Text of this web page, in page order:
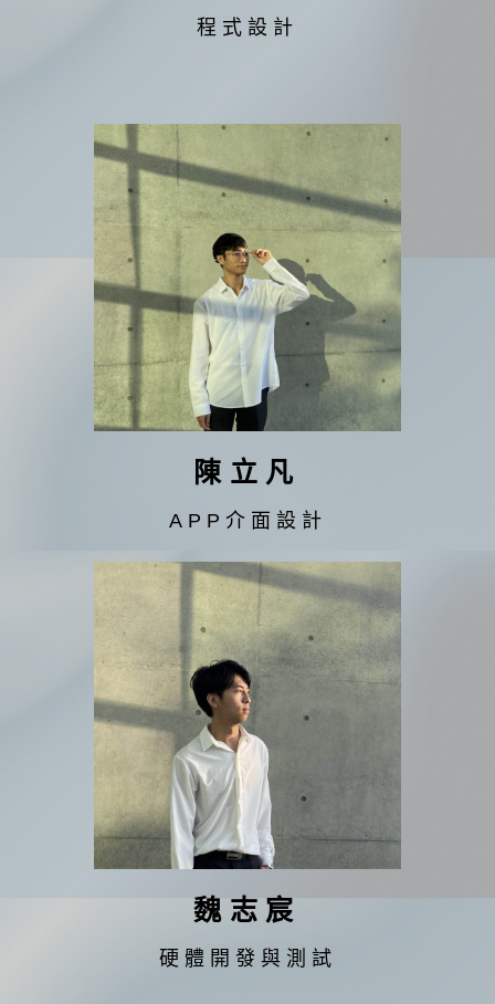
程式設計
陳立凡
APP介面設計
魏志宸
硬體開發與測試